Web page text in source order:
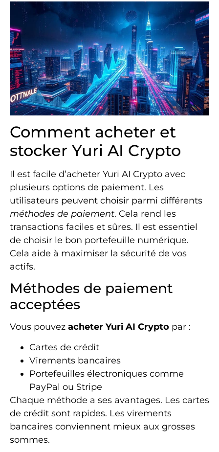
Comment acheter et
stocker Yuri AI Crypto
Il est facile d’acheter Yuri AI Crypto avec
plusieurs options de paiement. Les
utilisateurs peuvent choisir parmi différents
méthodes de paiement. Cela rend les
transactions faciles et sûres. Il est essentiel
de choisir le bon portefeuille numérique.
Cela aide à maximiser la sécurité de vos
actifs.
Méthodes de paiement
acceptées
Vous pouvez acheter Yuri AI Crypto par :
Cartes de crédit
Virements bancaires
Portefeuilles électroniques comme
PayPal ou Stripe
Chaque méthode a ses avantages. Les cartes
de crédit sont rapides. Les virements
bancaires conviennent mieux aux grosses
sommes.